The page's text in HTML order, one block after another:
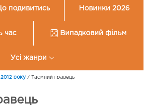
подивитись Новинки 2026
час Випадковий фільм
Усі жанри
року / Таємний гравець